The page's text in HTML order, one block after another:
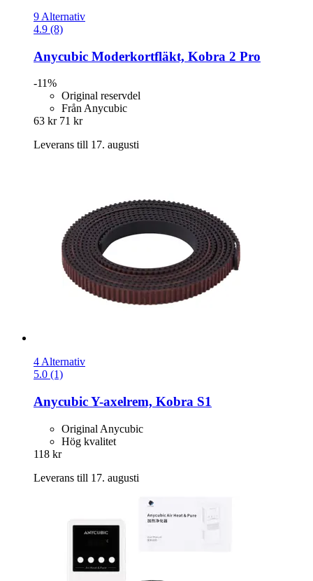
9 Alternativ
4.9 (8)
Anycubic Moderkortfläkt, Kobra 2 Pro
-11%
Original reservdel
Från Anycubic
63 kr 71 kr
Leverans till 17. augusti
4 Alternativ
5.0 (1)
AnycubicY-​axelrem, Kobra S1
Original Anycubic
Hög kvalitet
118 kr
Leverans till 17. augusti